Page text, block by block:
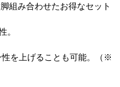
組み合わせたお得なセット
。
を上げることも可能。（※